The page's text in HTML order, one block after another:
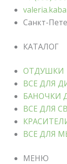
Санкт-
КАТАЛОГ
ОТДУШКИ
ВСЕ ДЛЯ
БАНОЧКИ
ВСЕ ДЛЯ
ВСЕ ДЛЯ
МЕНЮ